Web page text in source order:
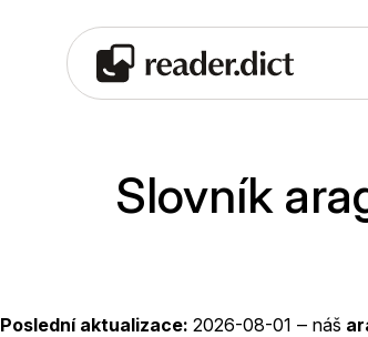
Slovník
Poslední aktualizace: 2026-08-01 ‒ náš